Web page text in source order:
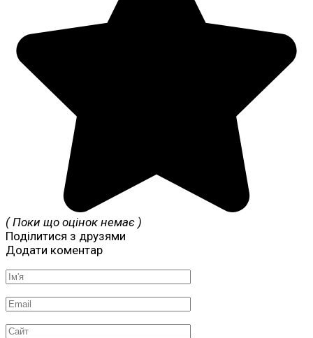
( Поки що оцінок немає )
Поділитися з друзями
Додати коментар
Ім'я
Email
Сайт